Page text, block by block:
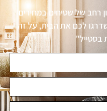
רחב של שטיחים במחירים
לכם את הבית, על זה
בסטייל"